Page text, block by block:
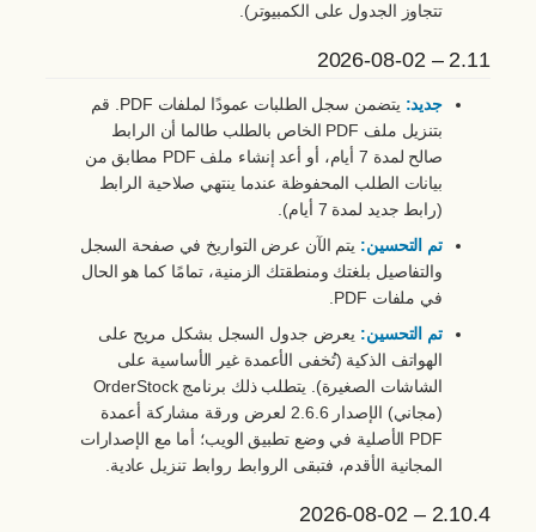
تتجاوز الجدول على الكمبيوتر).
2.11 – 2026-08-02
جديد:
يتضمن سجل الطلبات عمودًا لملفات PDF. قم
بتنزيل ملف PDF الخاص بالطلب طالما أن الرابط
صالح لمدة 7 أيام، أو أعد إنشاء ملف PDF مطابق من
بيانات الطلب المحفوظة عندما ينتهي صلاحية الرابط
(رابط جديد لمدة 7 أيام).
تم التحسين: يتم الآن عرض التواريخ في صفحة السجل
والتفاصيل بلغتك ومنطقتك الزمنية، تمامًا كما هو الحال
في ملفات PDF.
تم التحسين: يعرض جدول السجل بشكل مريح على
الهواتف الذكية (تُخفى الأعمدة غير الأساسية على
الشاشات الصغيرة). يتطلب ذلك برنامج OrderStock
(مجاني) الإصدار 2.6.6 لعرض ورقة مشاركة أعمدة
PDF الأصلية في وضع تطبيق الويب؛ أما مع الإصدارات
المجانية الأقدم، فتبقى الروابط روابط تنزيل عادية.
2.10.4 – 2026-08-02